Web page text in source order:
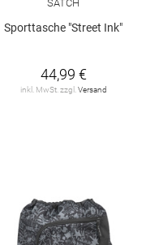
SATCH
Sporttasche "Street Ink"
44,99 €
inkl. MwSt. zzgl. Versand